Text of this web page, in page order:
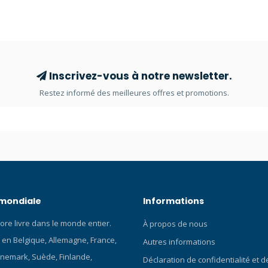
Caractéristiques du boîtier :
unidirectionnelle,
vissée Matériau du
du bracelet : Bleu
Genre : Montre pour
Forme du boîtier : Rond Couleur
Argent Caractéristiques du
de boîtier en acier inoxydable,
tournante unidirectionnelle,
boîtier vissé, ISO6425,
caoutchouc (Urétane) Couleur
Longueur du bracelet Entrecorne
et points Verre : Verre minéral
Homme Étanchéité : Étanche
Inscrivez-vous à notre newsletter.
Restez informé des meilleures offres et promotions.
livre dans le monde entier.
Belgique, Allemagne, France,
Suède, Finlande,
Informations
À propos de nous
Autres informations
Déclaration de confidentialité et